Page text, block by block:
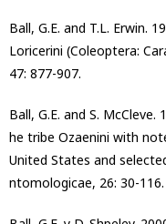
Ball, G.E. and T.L. Erwin.
Loricerini (Coleoptera:
47: 877-907.
Ball, G.E. and S.
he tribe Ozaenini with
United States and
ntomologicae, 26: 30-116.